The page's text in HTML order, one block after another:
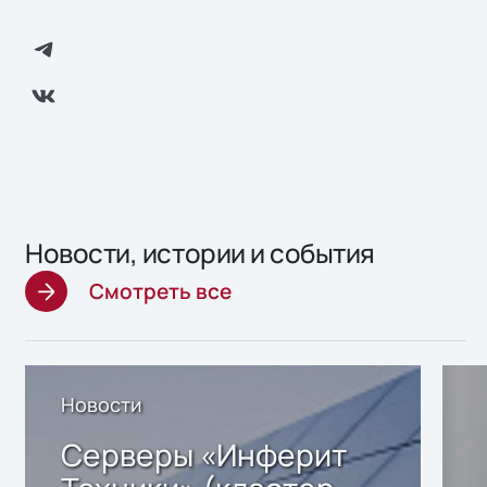
Новости, истории и события
Смотреть все
Новости
Серверы «Инферит